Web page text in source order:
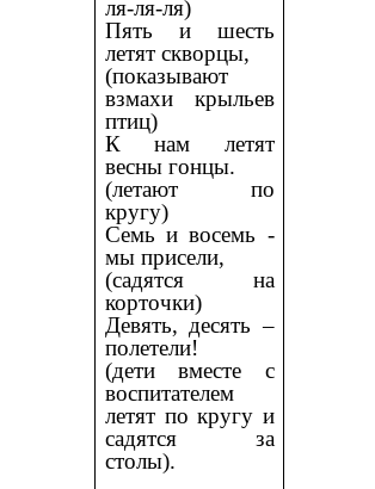
ля-ля-ля)
Пять и шесть
летят скворцы,
(показывают
взмахи крыльев
птиц)
К нам летят
весны гонцы.
(летают по
кругу)
Семь и восемь -
мы присели,
(садятся на
корточки)
Девять, десять –
полетели!
(дети вместе с
воспитателем
летят по кругу и
садятся за
столы).